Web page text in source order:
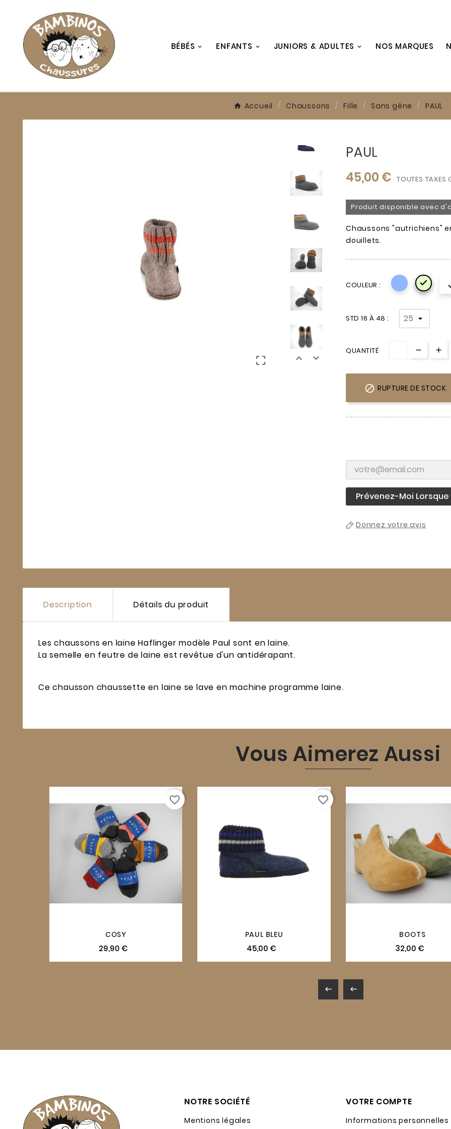
BÉBÉS ENFANTS JUNIORS & ADULTES NOS MARQUES
Accueil Chaussons Fille Sans gêne PAUL
  
PAUL
45,00 € TOUTES TAXES
Produit disponible avec
Chaussons "autrichiens"
douillets.
COULEUR : 
STD 16 À 48 :
QUANTITÉ
 RUPTURE DE STOCK
Prévenez-Moi
Donnez votre avis
Description Détails du produit
Les chaussons en laine Haflinger modèle Paul sont en laine.
La semelle en feutre de laine est revêtue d'un antidérapant.
Ce chausson chaussette en laine se lave en machine programme laine.
Vous Aimerez Aussi

COSY
29,90 €
favorite_border
PAUL BLEU
45,00 €
favorite_border
BOOTS
32,00 €
 
NOTRE SOCIÉTÉ
Mentions légales
VOTRE COMPTE
Informations personnelles